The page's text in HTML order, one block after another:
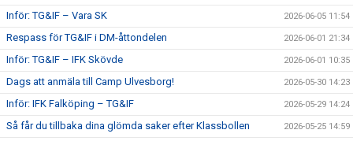
Inför: TG&IF – Vara SK 2026-06-05 11:54
Respass för TG&IF i DM-åttondelen 2026-06-01 21:34
Inför: TG&IF – IFK Skövde 2026-06-01 10:35
Dags att anmäla till Camp Ulvesborg! 2026-05-30 14:23
Inför: IFK Falköping – TG&IF 2026-05-29 14:24
Så får du tillbaka dina glömda saker efter Klassbollen 2026-05-25 14:59